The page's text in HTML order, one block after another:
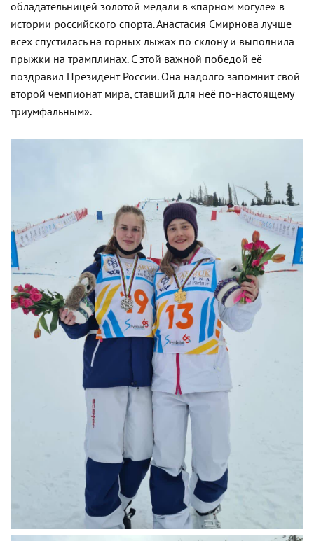
обладательницей золотой медали в «парном могуле» в
истории российского спорта. Анастасия Смирнова лучше
всех спустилась на горных лыжах по склону и выполнила
прыжки на трамплинах. С этой важной победой её
поздравил Президент России. Она надолго запомнит свой
второй чемпионат мира, ставший для неё по-настоящему
триумфальным».